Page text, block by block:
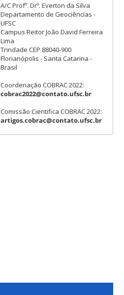
A/C Profº. Drº. Everton da Silva
Departamento de Geociências -
UFSC
Campus Reitor João David Ferreira
Lima
Trindade CEP 88040-900
Florianópolis - Santa Catarina -
Brasil
Coordenação COBRAC 2022:
cobrac2022@contato.ufsc.br
Comissão Cientifica COBRAC 2022:
artigos.cobrac@contato.ufsc.br